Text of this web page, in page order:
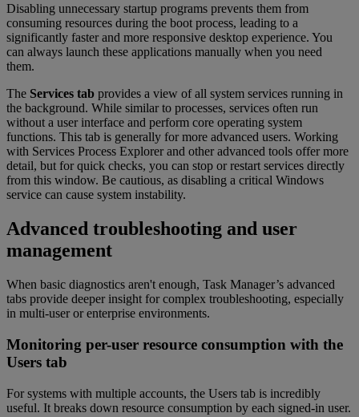
Disabling unnecessary startup programs prevents them from
consuming resources during the boot process, leading to a
significantly faster and more responsive desktop experience. You
can always launch these applications manually when you need
them.
The Services tab provides a view of all system services running in
the background. While similar to processes, services often run
without a user interface and perform core operating system
functions. This tab is generally for more advanced users. Working
with Services Process Explorer and other advanced tools offer more
detail, but for quick checks, you can stop or restart services directly
from this window. Be cautious, as disabling a critical Windows
service can cause system instability.
Advanced troubleshooting and user
management
When basic diagnostics aren't enough, Task Manager’s advanced
tabs provide deeper insight for complex troubleshooting, especially
in multi-user or enterprise environments.
Monitoring per-user resource consumption with the
Users tab
For systems with multiple accounts, the Users tab is incredibly
useful. It breaks down resource consumption by each signed-in user.